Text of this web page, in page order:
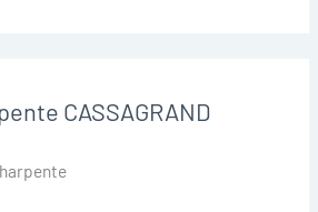
CASSAGRAND